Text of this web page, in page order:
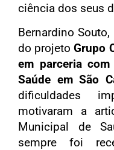
ciência dos seus
Bernardino
do projetoGrupo
em parceria
Saúde em São
dificuldades
motivaram a
Municipal de
sempre foi